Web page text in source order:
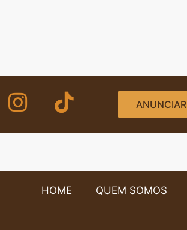
ANUNCIAR
HOME QUEM SOMOS